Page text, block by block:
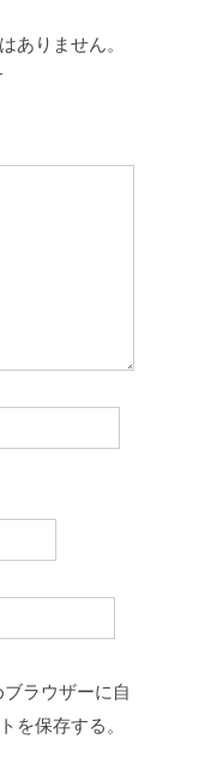
ありません。
ラウザーに自
を保存する。